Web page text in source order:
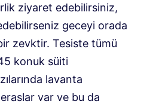
ziyaret edebilirsiniz,
geceyi orada
zevktir. Tesiste tümü
konuk süiti
lavanta
var ve bu da